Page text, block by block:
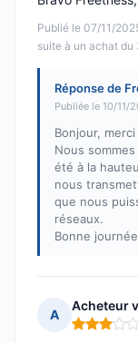
Publié le 07/11/
suite à un achat
Réponse de
Publiée le 10/11/
Bonjour,
Nous
été à la
nous
que nous
réseaux.
Bonne
A
Acheteur
Note : 3